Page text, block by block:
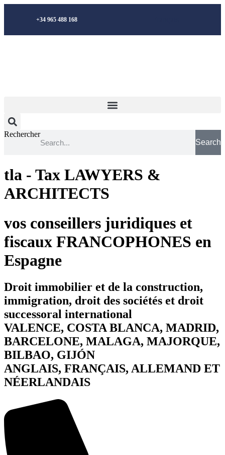
+34 965 488 168
Rechercher
Search
tla - Tax LAWYERS &
ARCHITECTS
vos conseillers juridiques et
fiscaux FRANCOPHONES en
Espagne
Droit immobilier et de la construction,
immigration, droit des sociétés et droit
successoral international
VALENCE, COSTA BLANCA, MADRID,
BARCELONE, MALAGA, MAJORQUE,
BILBAO, GIJÓN
ANGLAIS, FRANÇAIS, ALLEMAND ET
NÉERLANDAIS